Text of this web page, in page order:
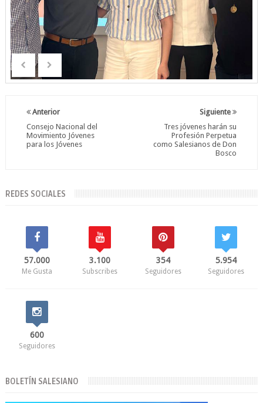
Siguiente
Tres jóvenes harán su
Profesión Perpetua
como Salesianos de Don
Bosco
Anterior
Consejo Nacional del
Movimiento Jóvenes
para los Jóvenes
REDES SOCIALES
57.000
Me Gusta
3.100
Subscribes
354
Seguidores
5.954
Seguidores
600
Seguidores
BOLETÍN SALESIANO